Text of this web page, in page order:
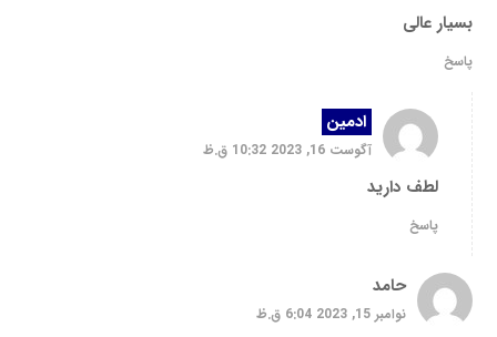
بسیار عالی
پاسخ
ادمین
آگوست 16, 2023 10:32 ق.ظ
لطف دارید
پاسخ
حامد
نوامبر 15, 2023 6:04 ق.ظ